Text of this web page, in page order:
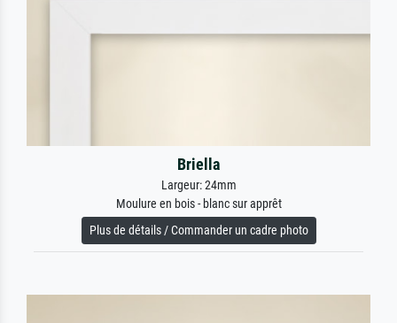
Briella
Largeur: 24mm
Moulure en bois - blanc sur apprêt
Plus de détails / Commander un cadre photo